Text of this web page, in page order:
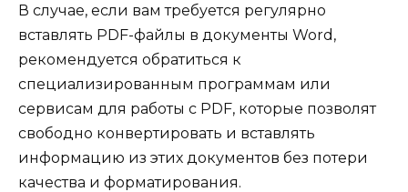
В случае, если вам требуется регулярно
вставлять PDF-файлы в документы Word,
рекомендуется обратиться к
специализированным программам или
сервисам для работы с PDF, которые позволят
свободно конвертировать и вставлять
информацию из этих документов без потери
качества и форматирования.